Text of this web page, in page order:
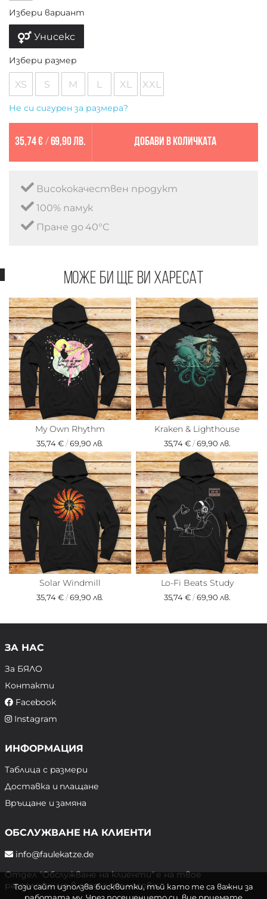
Избери вариант
Унисекс
Избери размер
XS S M L XL XXL
Не си сигурен за размера?
35,74 €/ 69,90 лв. Добави в количката
Висококачествен продукт
100% памук
Пране до 40°C
Може би ще ви харесат
My Own Rhythm
35,74 €/69,90 лв.
Kraken & Lighthouse
35,74 €/69,90 лв.
Solar Windmill
35,74 €/69,90 лв.
Lo-Fi Beats Study
35,74 €/69,90 лв.
ЗА НАС
За БЯЛО
Контакти
Facebook
Instagram
ИНФОРМАЦИЯ
Таблица с размери
Доставка и плащане
Връщане и замяна
ОБСЛУЖВАНЕ НА КЛИЕНТИ
info@faulekatze.de
Отдел "Обслужване на клиенти" е на твое
разположение в следните часове:
Този сайт използва бисквитки, тъй като те са важни за